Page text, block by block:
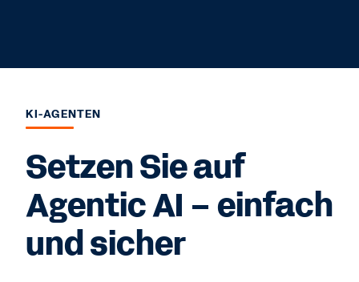
KI-AGENTEN
Setzen Sie auf
Agentic AI – einfach
und sicher